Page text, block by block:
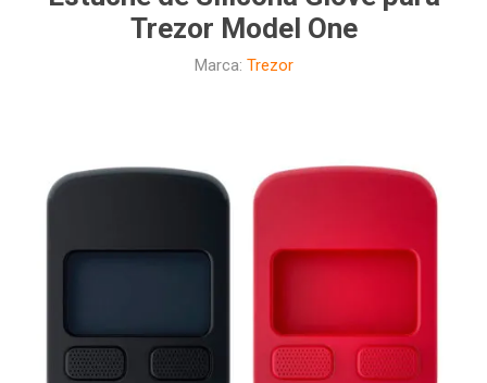
Trezor Model One
Marca: Trezor